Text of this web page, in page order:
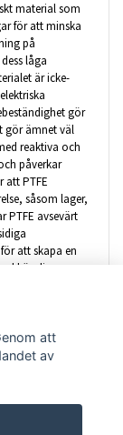
material som
för att minska
på
låga
är icke-
gör
gör ämnet väl
reaktiva och
påverkar
att PTFE
såsom lager,
PTFE avsevärt
att skapa en
och minskar
att
av